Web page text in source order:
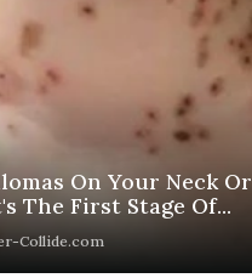
On Your Neck Or
The First Stage Of...